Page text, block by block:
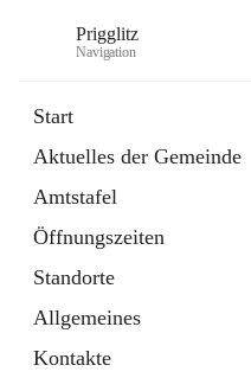
Prigglitz
Navigation
Start
Aktuelles der Gemeinde
Amtstafel
Öffnungszeiten
Standorte
Allgemeines
Kontakte
Externe Webseite
in
Tab
Gemeindezeitung
Ordner
öffnet
in
neuem
Tab